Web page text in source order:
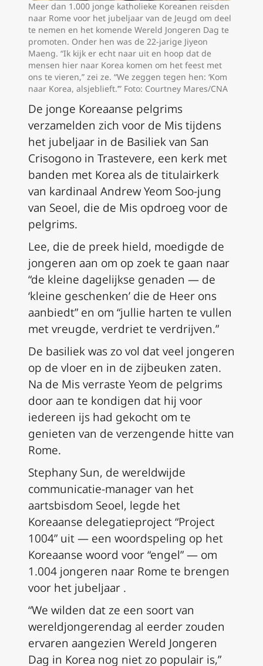
Meer dan 1.000 jonge katholieke Koreanen reisden
naar Rome voor het jubeljaar van de Jeugd om deel
te nemen en het komende Wereld Jongeren Dag te
promoten. Onder hen was de 22-jarige Jiyeon
Maeng. “Ik kijk er echt naar uit en hoop dat de
mensen hier naar Korea komen om het feest met
ons te vieren,” zei ze. “We zeggen tegen hen: ‘Kom
naar Korea, alsjeblieft.’” Foto: Courtney Mares/CNA
De jonge Koreaanse pelgrims
verzamelden zich voor de Mis tijdens
het jubeljaar in de Basiliek van San
Crisogono in Trastevere, een kerk met
banden met Korea als de titulairkerk
van kardinaal Andrew Yeom Soo-jung
van Seoel, die de Mis opdroeg voor de
pelgrims.
Lee, die de preek hield, moedigde de
jongeren aan om op zoek te gaan naar
“de kleine dagelijkse genaden — de
‘kleine geschenken’ die de Heer ons
aanbiedt” en om “jullie harten te vullen
met vreugde, verdriet te verdrijven.”
De basiliek was zo vol dat veel jongeren
op de vloer en in de zijbeuken zaten.
Na de Mis verraste Yeom de pelgrims
door aan te kondigen dat hij voor
iedereen ijs had gekocht om te
genieten van de verzengende hitte van
Rome.
Stephany Sun, de wereldwijde
communicatie-manager van het
aartsbisdom Seoel, legde het
Koreaanse delegatieproject “Project
1004” uit — een woordspeling op het
Koreaanse woord voor “engel” — om
1.004 jongeren naar Rome te brengen
voor het jubeljaar .
“We wilden dat ze een soort van
wereldjongerendag al eerder zouden
ervaren aangezien Wereld Jongeren
Dag in Korea nog niet zo populair is,”